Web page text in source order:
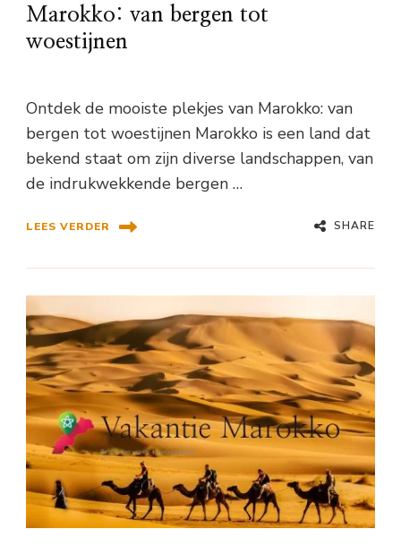
Marokko: van bergen tot
woestijnen
Ontdek de mooiste plekjes van Marokko: van
bergen tot woestijnen Marokko is een land dat
bekend staat om zijn diverse landschappen, van
de indrukwekkende bergen …
LEES VERDER SHARE